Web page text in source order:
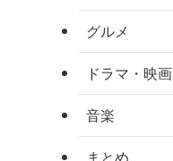
グルメ
ドラマ・映画
音楽
まとめ